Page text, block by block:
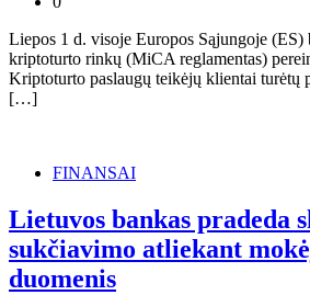
Liepos 1 d. visoje Europos Sąjungoje (ES)
kriptoturto rinkų (MiCA reglamentas)
Kriptoturto paslaugų teikėjų klientai turėtų
[…]
FINANSAI
Lietuvos bankas pradeda
sukčiavimo atliekant
duomenis